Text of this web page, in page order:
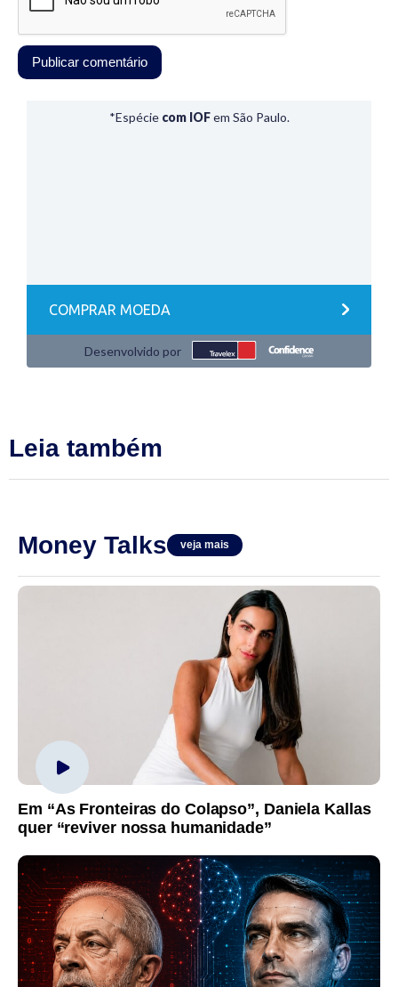
Leia também
Money Talks veja mais
Em “As Fronteiras do Colapso”, Daniela Kallas
quer “reviver nossa humanidade”